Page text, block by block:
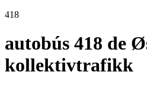
418
autobús 418 de
kollektivtrafikk